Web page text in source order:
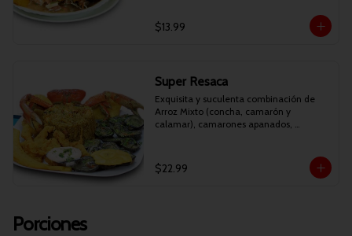
chifles.
$13.99
Super Resaca
Exquisita y suculenta combinación de
Arroz Mixto (concha, camarón y
calamar), camarones apanados,
CANGREJO O LANGOSTINO).
$22.99
Porciones